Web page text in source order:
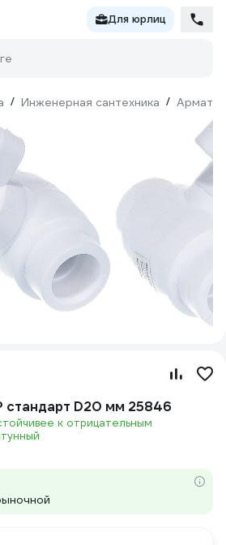
Для юрлиц
/ Инженерная сантехника /
стандарт D20 мм 25846
к отрицательным